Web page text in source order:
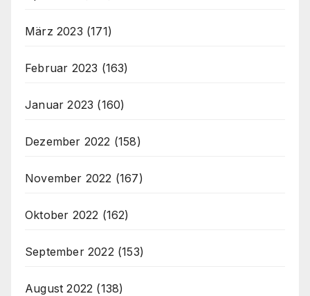
März 2023 (171)
Februar 2023 (163)
Januar 2023 (160)
Dezember 2022 (158)
November 2022 (167)
Oktober 2022 (162)
September 2022 (153)
August 2022 (138)